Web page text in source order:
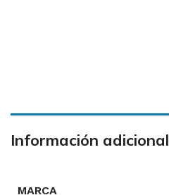
Información adicional
MARCA